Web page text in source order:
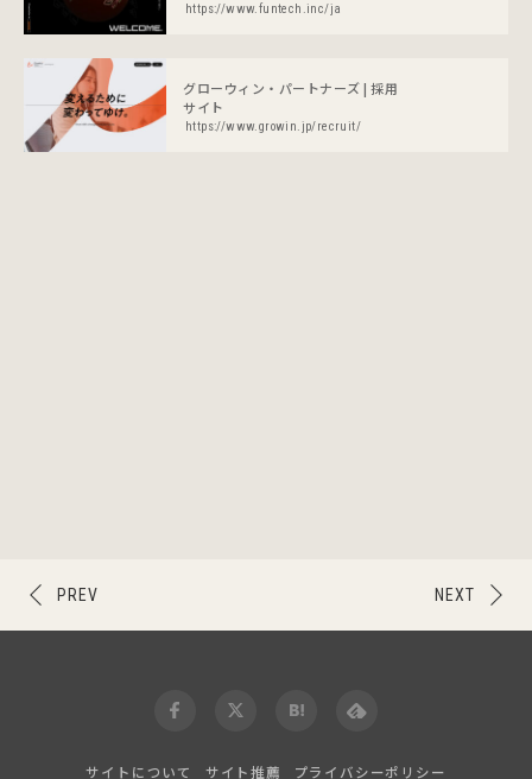
https://www.funtech.inc/ja
グローウィン・パートナーズ | 採用
サイト
https://www.growin.jp/recruit/
NEXT
PREV
サイトについて サイト推薦 プライバシーポリシー